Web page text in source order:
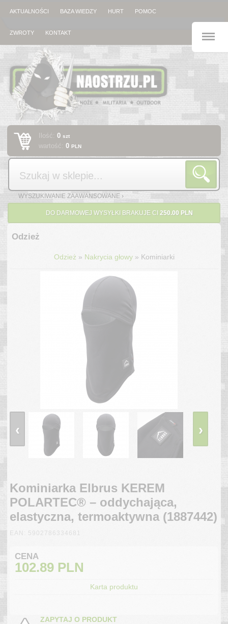
AKTUALNOŚCI BAZA WIEDZY HURT POMOC
ZWROTY KONTAKT
Ilość:0szt
wartość:0PLN
Szukaj
WYSZUKIWANIE ZAAWANSOWANE ›
DO DARMOWEJ WYSYŁKI BRAKUJE CI 250.00 PLN
Odzież
Odzież » Nakrycia głowy» Kominiarki
›
‹
Kominiarka Elbrus KEREM
POLARTEC® – oddychająca,
elastyczna, termoaktywna (1887442)
EAN: 5902786334681
CENA
102.89 PLN
Karta produktu
ZAPYTAJ O PRODUKT